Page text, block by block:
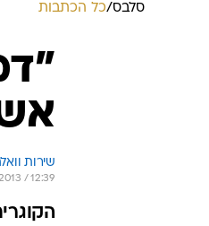
סלבס/כל הכתבות
שירות
/ 12:39